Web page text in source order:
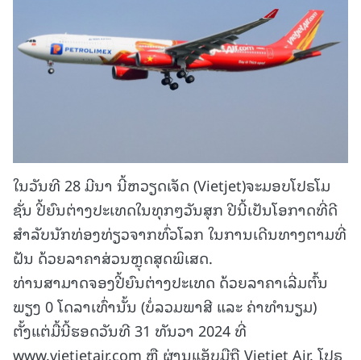
ໃນວັນທີ 28 ມີນາ ນີ້ຫວຽດເຈັດ (Vietjet)ຈະມອບໂປຣໂມ
ຊັ່ນ ປີ້ຍົນຕ່າງປະເທດໃນທຸກໆວັນສຸກ ປີນີ້ເປັນໂອກາດທີ່ດີ
ສໍາລັບນັກທ່ອງທ່ຽວຈາກທົ່ວໂລກ ໃນການເດີນທາງຕາມທີ່
ຝັນ ດ້ວຍລາຄາສ່ວນຫຼຸດສຸດພິເສດ.
ທ່ານສາມາດຈອງປີ້ຍົນຕ່າງປະເທດ ດ້ວຍລາຄາເລີ່ມຕົ້ນ
ພຽງ 0 ໂດລາເທົ່ານັ້ນ (ບໍ່ລວມພາສີ ແລະ ຄ່າທຳນຽມ)
ຕັ້ງແຕ່ມື້ນີ້ຮອດວັນທີ 31 ທັນວາ 2024 ທີ່
www.vietjetair.com ຫຼື ຜ່ານແອັບມືຖື Vietjet Air. ໂປຣ